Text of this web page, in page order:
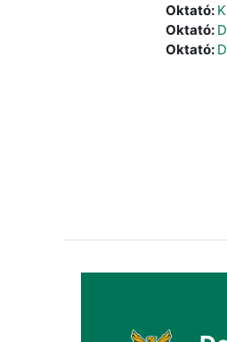
Oktató:
Oktató:
Oktató: